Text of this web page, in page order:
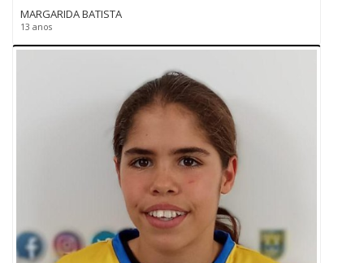
MARGARIDA BATISTA
13 anos